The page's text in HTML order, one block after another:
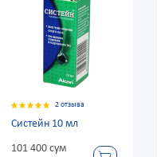
отзыва
мл
Rohto
110 000 сум